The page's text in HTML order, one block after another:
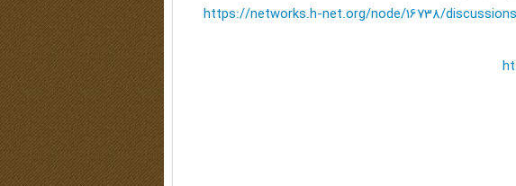
https://networks.h-net.org/node/16738/